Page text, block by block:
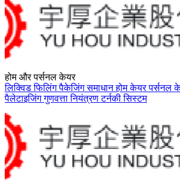
होम और पर्सनल केयर
लिक्विड फिलिंगपैकेजिंग समाधानहोम केयरपर्सनल
पैलेटाइजिंगगुणवत्ता नियंत्रणटर्नकी सिस्टम